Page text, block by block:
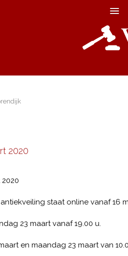
2020
staat online vanaf 16
23 maart vanaf 19.00 u.
en maandag 23 maart van